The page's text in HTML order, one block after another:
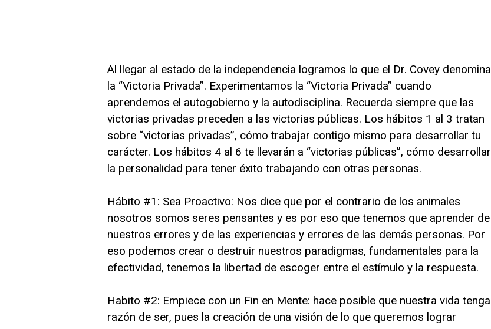
Al llegar al estado de la independencia logramos lo que el Dr. Covey denomina
la “Victoria Privada”. Experimentamos la “Victoria Privada” cuando
aprendemos el autogobierno y la autodisciplina. Recuerda siempre que las
victorias privadas preceden a las victorias públicas. Los hábitos 1 al 3 tratan
sobre “victorias privadas”, cómo trabajar contigo mismo para desarrollar tu
carácter. Los hábitos 4 al 6 te llevarán a “victorias públicas”, cómo desarrollar
la personalidad para tener éxito trabajando con otras personas.
Hábito #1: Sea Proactivo: Nos dice que por el contrario de los animales
nosotros somos seres pensantes y es por eso que tenemos que aprender de
nuestros errores y de las experiencias y errores de las demás personas. Por
eso podemos crear o destruir nuestros paradigmas, fundamentales para la
efectividad, tenemos la libertad de escoger entre el estímulo y la respuesta.
Habito #2: Empiece con un Fin en Mente: hace posible que nuestra vida tenga
razón de ser, pues la creación de una visión de lo que queremos lograr